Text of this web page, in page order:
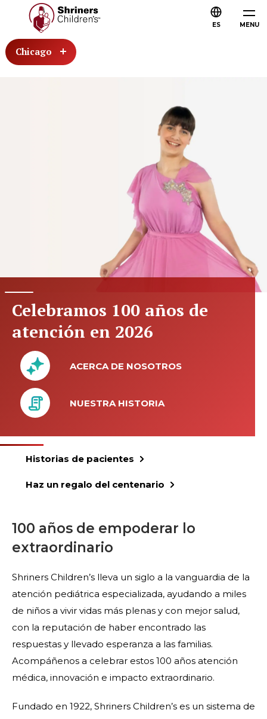
MENU
ES
Chicago
Celebramos 100 años de
atención en 2026
ACERCA DE NOSOTROS
NUESTRA HISTORIA
Historias de pacientes
Haz un regalo del centenario
100 años de empoderar lo
extraordinario
Shriners Children’s lleva un siglo a la vanguardia de la
atención pediátrica especializada, ayudando a miles
de niños a vivir vidas más plenas y con mejor salud,
con la reputación de haber encontrado las
respuestas y llevado esperanza a las familias.
Acompáñenos a celebrar estos 100 años atención
médica, innovación e impacto extraordinario.
Fundado en 1922, Shriners Children’s es un sistema de